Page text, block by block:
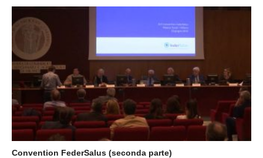
Convention FederSalus (seconda parte)